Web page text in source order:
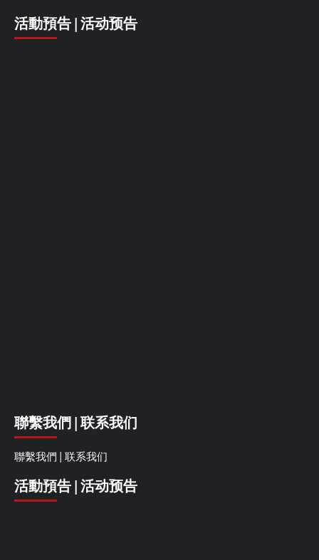
活動預告 | 活动预告
聯繫我們 | 联系我们
聯繫我們 | 联系我们
活動預告 | 活动预告